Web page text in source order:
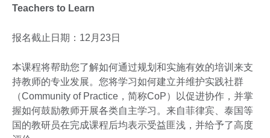
Teachers to Learn
报名截止日期：12月23日
本课程将帮助您了解如何通过规划和实施有效的培训来支
持教师的专业发展。您将学习如何建立并维护实践社群
（Community of Practice，简称CoP）以促进协作，并掌
握如何鼓励教师开展各类自主学习。来自菲律宾、泰国等
国的教研员在完成课程后均表示受益匪浅，并给予了高度